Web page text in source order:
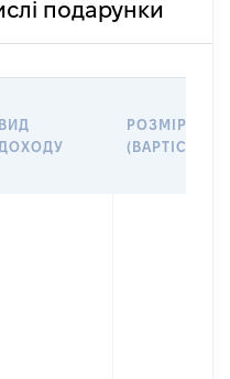
подарунки
ВИД
РОЗМІР
(ВАРТІСТЬ)